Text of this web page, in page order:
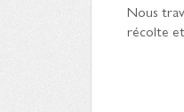
Nous
récolte